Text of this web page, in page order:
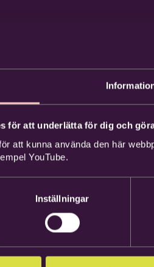
för att underlätta för dig och
att kunna använda den här
YouTube.
Inställningar